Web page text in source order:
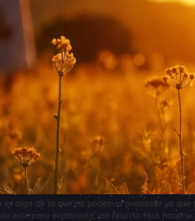
algo de lo que no podemos prescindir ya
este para explorarla, no resulta fácil